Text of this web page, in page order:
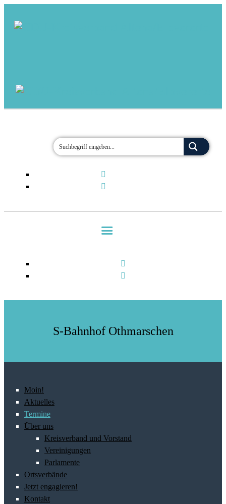
S-Bahnhof Othmarschen
Moin!
Aktuelles
Termine
Über uns
Kreisverband und Vorstand
Vereinigungen
Parlamente
Ortsverbände
Jetzt engagieren!
Kontakt